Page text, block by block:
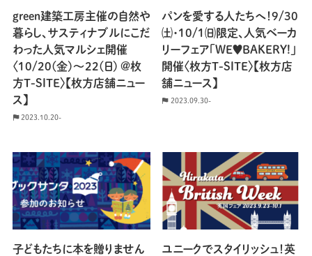
green建築工房主催の自然や
暮らし、サスティナブルにこだ
わった人気マルシェ開催
〈10/20(金)〜22(日) @枚
方T-SITE〉【枚方店舗ニュー
ス】
2023.10.20-
パンを愛する人たちへ！9/30
㈯・10/1㈰限定、人気ベーカ
リーフェア「WE♥BAKERY!」
開催〈枚方T-SITE〉【枚方店
舗ニュース】
2023.09.30-
子どもたちに本を贈りません
ユニークでスタイリッシュ！英